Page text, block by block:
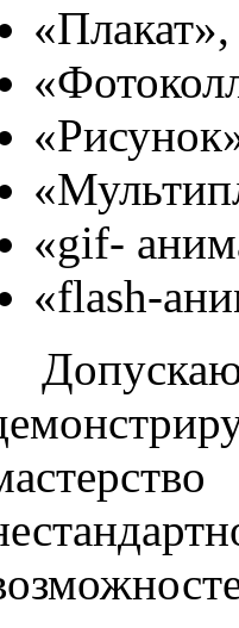
«Плакат»,
«gif-
«flash-